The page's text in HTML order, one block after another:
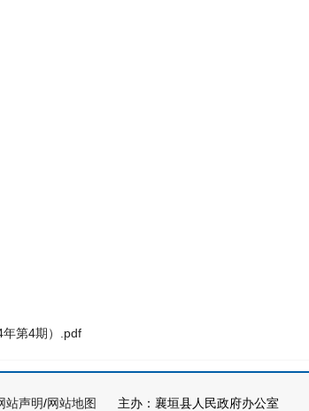
年第4期）.pdf
站声明/网站地图 主办：襄垣县人民政府办公室